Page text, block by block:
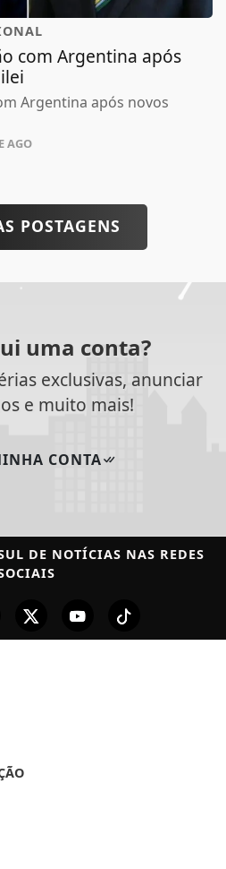
com Argentina após
Argentina após novos
AGO
POSTAGENS
uma conta?
exclusivas, anunciar
e muito mais!
CONTA
DE NOTÍCIAS NAS REDES